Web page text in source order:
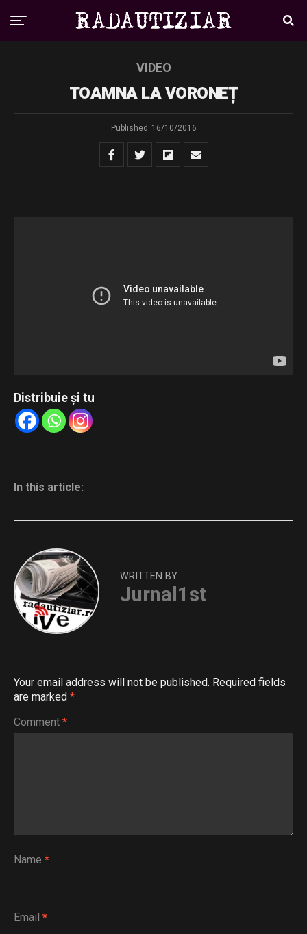
VIDEO
TOAMNA LA VORONEȚ
Published 16/10/2016
Distribuie și tu
In this article:
WRITTEN BY
Jurnal1st
Your email address will not be published. Required fields
are marked *
Comment *
Name *
Email *